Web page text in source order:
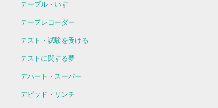
テーブル・いす
テープレコーダー
テスト・試験を受ける
テストに関する夢
デパート・スーパー
デビッド・リンチ